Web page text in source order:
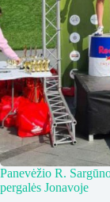
Panevėžio R.
pergalės Jonavoje